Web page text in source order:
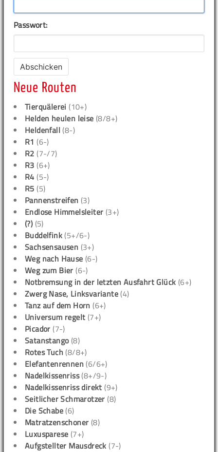
Passwort:
Neue Routen
Tierquälerei (10+)
Helden heulen leise (8/8+)
Heldenfall (8-)
R1 (6-)
R2 (7-/7)
R3 (6+)
R4 (5-)
R5 (5)
Pannenstreifen (3)
Endlose Himmelsleiter (3+)
(?) (5)
Buddelfink (5+/6-)
Sachsensausen (3+)
Weg nach Hause (6-)
Weg zum Bier (6-)
Notbremsung in der letzten Ausfahrt Glück (6+)
Zwerg Nase, Linksvariante (4)
Tanz auf dem Horn (6+)
Universum regelt (7+)
Picador (7-)
Satanstango(8)
Rotes Tuch (8/8+)
Elefantenrennen (6/6+)
Nadelkissenriss(8+/9-)
Nadelkissenriss direkt (9+)
Seitlicher Schmarotzer (8)
Die Schabe (6)
Matratzenschoner (8)
Luxusparese (7+)
Aufgstellter Mausdreck (7-)